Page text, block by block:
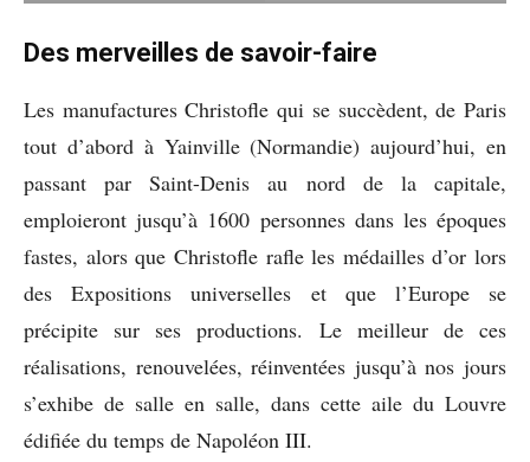
Des merveilles de savoir-faire
Les manufactures Christofle qui se succèdent, de Paris
tout d’abord à Yainville (Normandie) aujourd’hui, en
passant par Saint-Denis au nord de la capitale,
emploieront jusqu’à 1600 personnes dans les époques
fastes, alors que Christofle rafle les médailles d’or lors
des Expositions universelles et que l’Europe se
précipite sur ses productions. Le meilleur de ces
réalisations, renouvelées, réinventées jusqu’à nos jours
s’exhibe de salle en salle, dans cette aile du Louvre
édifiée du temps de Napoléon III.